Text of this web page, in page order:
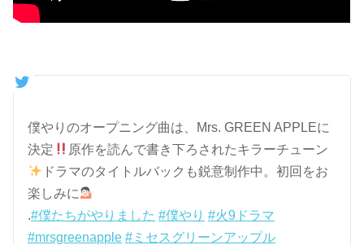
僕やりのオープニング曲は、Mrs. GREEN APPLEに
決定
原作を読んで書き下ろされたキラーチューン
ドラマのタイトルバックも鋭意制作中。初回をお
楽しみに
.#僕たちがやりました #僕やり #火9ドラマ
#mrsgreenapple #ミセスグリーンアップル